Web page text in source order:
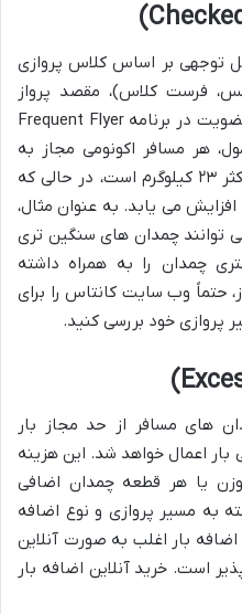
توجهی بر اساس کلاس پروازی
فرست کلاس)، مقصد پرواز
(داخلی یا بین المللی) و وضعیت عضویت در برنامه Frequent Flyer
هر مسافر اکونومی مجاز به
حمل یک یا دو چمدان با وزن حداکثر ۲۳ کیلوگرم است، در حالی که
می یابد. به عنوان مثال،
توانند چمدان های سنگین تری
چمدان را به همراه داشته
حتماً وب سایت کانتاس را برای
پروازی خود بررسی کنید.
های مسافر از حد مجاز بار
بار اعمال خواهد شد. این هزینه
یا هر قطعه چمدان اضافی
به مسیر پروازی و نوع اضافه
بار اغلب به صورت آنلاین
است. خرید آنلاین اضافه بار